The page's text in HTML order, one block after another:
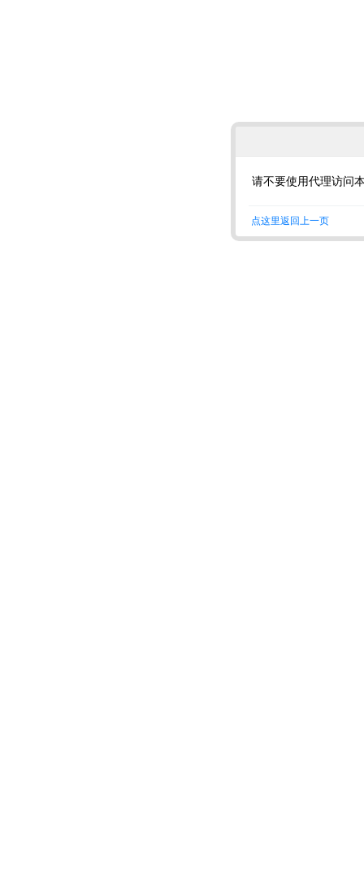
请不要使用代理访问
点这里返回上一页